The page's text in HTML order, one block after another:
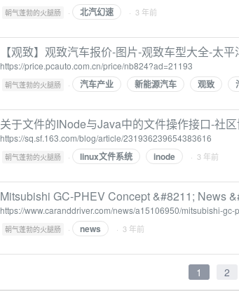
朝气蓬勃的火腿肠 · 北汽幻速 · 3 年前
【观致】观致汽车报价-图片-观致车型大全-太平
https://price.pcauto.com.cn/price/nb824?ad=21193
朝气蓬勃的火腿肠 · 汽车产业 新能源汽车 观致
关于文件的INode与Java中的文件操作接口-社
https://sq.sf.163.com/blog/article/231936239654383616
朝气蓬勃的火腿肠 · linux文件系统 inode · 3 年前
Mitsubishi GC-PHEV Concept &#8211; News
https://www.caranddriver.com/news/a15106950/mitsubishi-
朝气蓬勃的火腿肠 · news · 3 年前
1 2